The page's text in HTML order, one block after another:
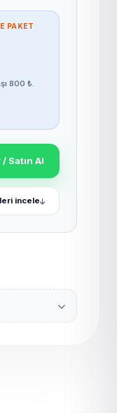
PAKET
800 ₺.
Satın Al
incele